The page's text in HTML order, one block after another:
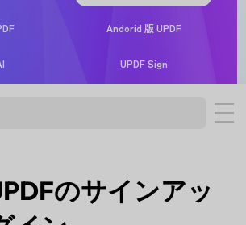
Andorid 版 UPDF
UPDF Sign
のサインアッ